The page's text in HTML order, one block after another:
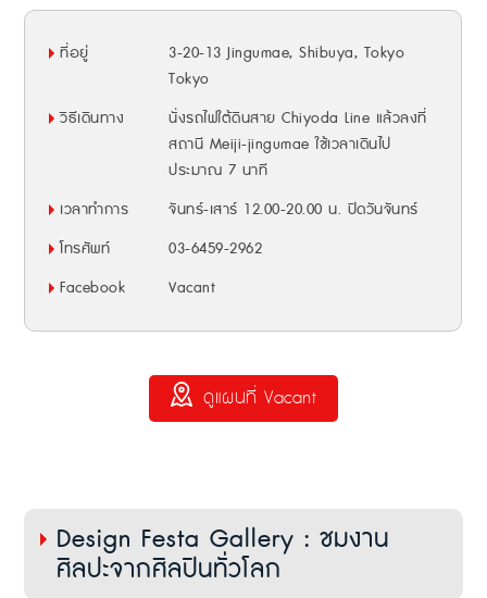
ที่อยู่
3-20-13 Jingumae, Shibuya, Tokyo
Tokyo
วิธีเดินทาง
นั่งรถไฟใต้ดินสาย Chiyoda Line แล้วลงที่
สถานี Meiji-jingumae ใช้เวลาเดินไป
ประมาณ 7 นาที
เวลาทำการ
จันทร์-เสาร์ 12.00-20.00 น. ปิดวันจันทร์
โทรศัพท์
03-6459-2962
Facebook
Vacant
ดูแผนที่ Vacant
Design Festa Gallery : ชมงาน
ศิลปะจากศิลปินทั่วโลก